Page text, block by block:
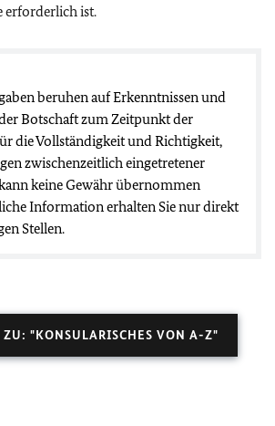
erforderlich ist.
beruhen auf Erkenntnissen und
Botschaft zum Zeitpunkt der
die Vollständigkeit und Richtigkeit,
zwischenzeitlich eingetretener
keine Gewähr übernommen
Information erhalten Sie nur direkt
Stellen.
ZU: "KONSULARISCHES VON A-Z"